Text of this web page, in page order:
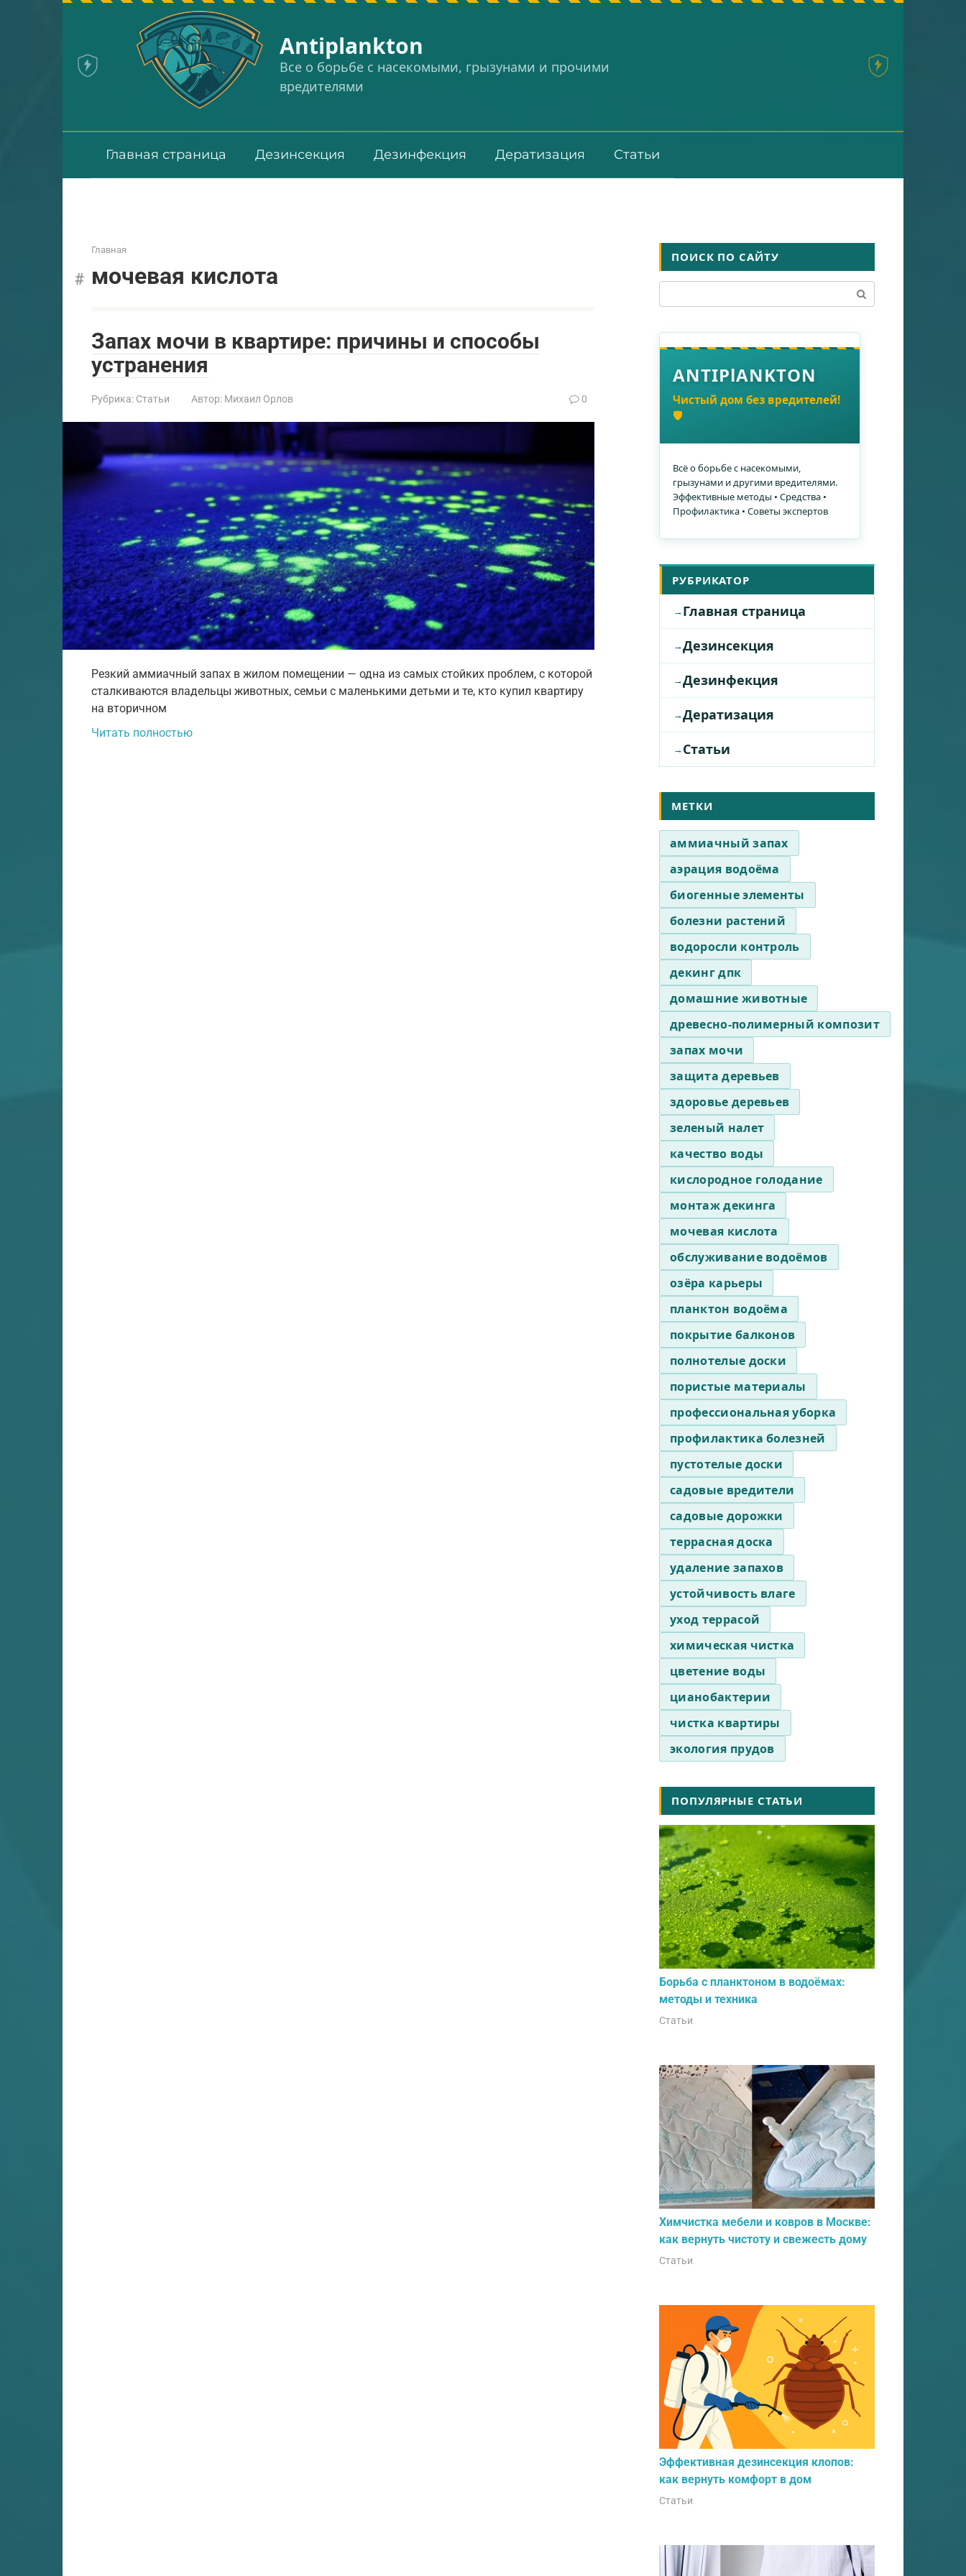
Аntiplankton
Все о борьбе с насекомыми, грызунами и прочими
вредителями
Главная страница Дезинсекция Дезинфекция Дератизация Статьи
Главная
мочевая кислота
Запах мочи в квартире: причины и способы
устранения
Рубрика: Статьи Автор: Михаил Орлов 0
Резкий аммиачный запах в жилом помещении — одна из самых стойких проблем, с которой
сталкиваются владельцы животных, семьи с маленькими детьми и те, кто купил квартиру
на вторичном
Читать полностью
ПОИСК ПО САЙТУ
ANTIPlANKTON
Чистый дом без вредителей!
🛡️
Всё о борьбе с насекомыми,
грызунами и другими вредителями.
Эффективные методы • Средства •
Профилактика • Советы экспертов
РУБРИКАТОР
Главная страница
Дезинсекция
Дезинфекция
Дератизация
Статьи
МЕТКИ
аммиачный запах
аэрация водоёма
биогенные элементы
болезни растений
водоросли контроль
декинг дпк
домашние животные
древесно-полимерный композит
запах мочи
защита деревьев
здоровье деревьев
зеленый налет
качество воды
кислородное голодание
монтаж декинга
мочевая кислота
обслуживание водоёмов
озёра карьеры
планктон водоёма
покрытие балконов
полнотелые доски
пористые материалы
профессиональная уборка
профилактика болезней
пустотелые доски
садовые вредители
садовые дорожки
террасная доска
удаление запахов
устойчивость влаге
уход террасой
химическая чистка
цветение воды
цианобактерии
чистка квартиры
экология прудов
ПОПУЛЯРНЫЕ СТАТЬИ
Борьба с планктоном в водоёмах:
методы и техника
Статьи
Химчистка мебели и ковров в Москве:
как вернуть чистоту и свежесть дому
Статьи
Эффективная дезинсекция клопов:
как вернуть комфорт в дом
Статьи